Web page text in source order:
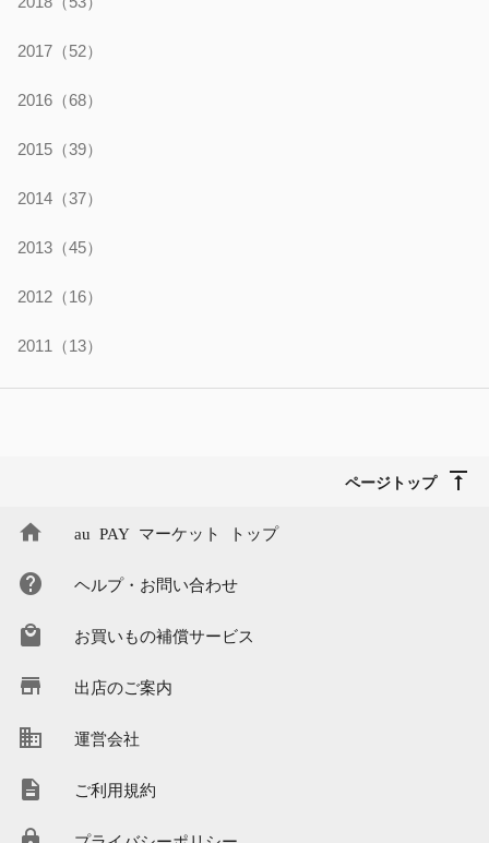
2017 （52）
2016 （68）
2015 （39）
2014 （37）
2013 （45）
2012 （16）
2011 （13）
ページトップ
au PAY マーケット トップ
ヘルプ・お問い合わせ
お買いもの補償サービス
出店のご案内
運営会社
ご利用規約